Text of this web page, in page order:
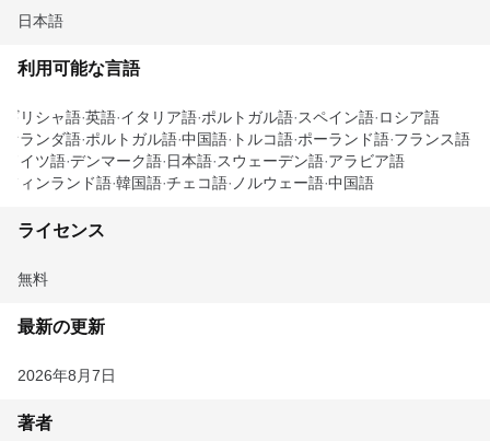
日本語
利用可能な言語
ギリシャ語 英語 イタリア語 ポルトガル語 スペイン語 ロシア語
オランダ語 ポルトガル語 中国語 トルコ語 ポーランド語 フランス語
ドイツ語 デンマーク語 日本語 スウェーデン語 アラビア語
フィンランド語 韓国語 チェコ語 ノルウェー語 中国語
ライセンス
無料
最新の更新
2026年8月7日
著者